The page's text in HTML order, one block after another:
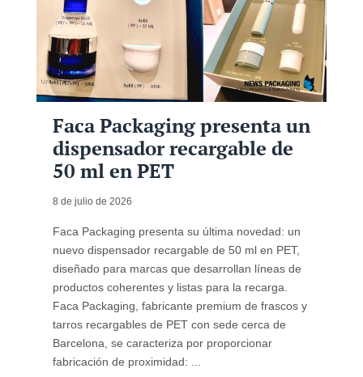
Faca Packaging presenta un
dispensador recargable de
50 ml en PET
8 de julio de 2026
Faca Packaging presenta su última novedad: un
nuevo dispensador recargable de 50 ml en PET,
diseñado para marcas que desarrollan líneas de
productos coherentes y listas para la recarga.
Faca Packaging, fabricante premium de frascos y
tarros recargables de PET con sede cerca de
Barcelona, ​​se caracteriza por proporcionar
fabricación de proximidad: ...